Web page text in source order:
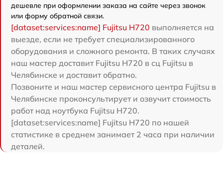
дешевле при оформлении заказа на сайте через звонок
или форму обратной связи.
[dataset:services:name] Fujitsu H720 выполняется на
выезде, если не требует специализированного
оборудования и сложного ремонта. В таких случаях
наш мастер доставит Fujitsu H720 в сц Fujitsu в
Челябинске и доставит обратно.
Позвоните и наш мастер сервисного центра Fujitsu в
Челябинске проконсультирует и озвучит стоимость
работ над ноутбука Fujitsu H720.
[dataset:services:name] Fujitsu H720 по нашей
статистике в среднем занимает 2 часа при наличии
деталей.